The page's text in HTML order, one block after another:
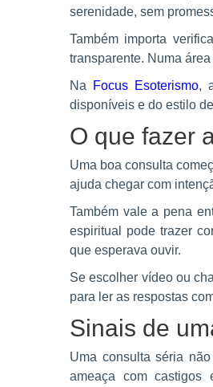
serenidade, sem
Também importa
transparente. Numa
Na
Focus Esoterismo,
disponíveis e do estilo
O que fazer
Uma boa consulta
ajuda chegar com
Também vale a pena
espiritual pode trazer
que esperava ouvir.
Se escolher vídeo ou
para ler as respostas
Sinais de
Uma consulta séria
ameaça com castigos